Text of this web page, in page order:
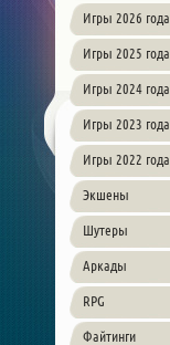
Игры 2026 года
Игры 2025 года
Игры 2024 года
Игры 2023 года
Игры 2022 года
Экшены
Шутеры
Аркады
RPG
Файтинги